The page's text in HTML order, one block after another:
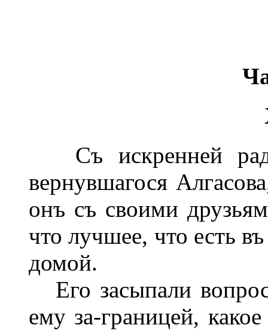
Съ искренней
вернувшагося
онъ съ своими
что лучшее, что есть
домой.
Его засыпали
ему за-границей,